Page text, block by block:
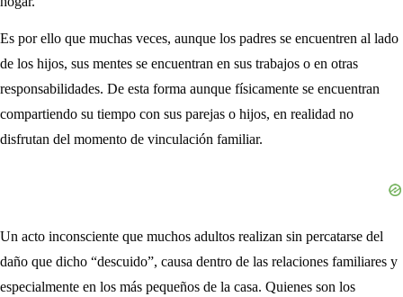
Es por ello que muchas veces, aunque los padres se encuentren al lado
de los hijos, sus mentes se encuentran en sus trabajos o en otras
responsabilidades. De esta forma aunque físicamente se encuentran
compartiendo su tiempo con sus parejas o hijos, en realidad no
disfrutan del momento de vinculación familiar.
Un acto inconsciente que muchos adultos realizan sin percatarse del
daño que dicho “descuido”, causa dentro de las relaciones familiares y
especialmente en los más pequeños de la casa. Quienes son los